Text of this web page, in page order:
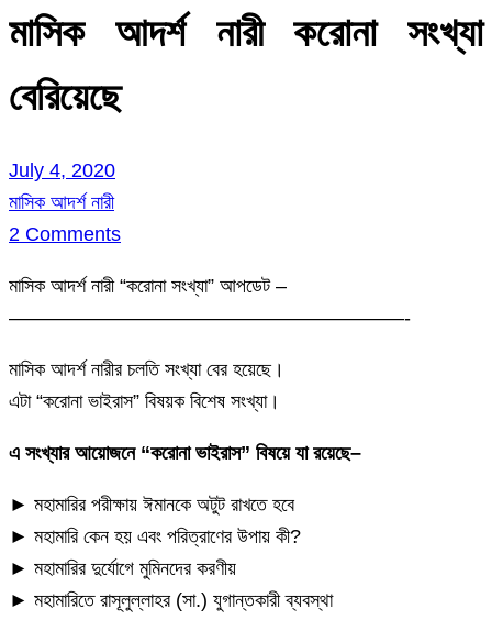
মাসিক আদর্শ নারী করোনা সংখ্যা
বেরিয়েছে
July 4, 2020
মাসিক আদর্শ নারী
2 Comments
মাসিক আদর্শ নারী “করোনা সংখ্যা” আপডেট –
————————————————————-
মাসিক আদর্শ নারীর চলতি সংখ্যা বের হয়েছে।
এটা “করোনা ভাইরাস” বিষয়ক বিশেষ সংখ্যা।
এ সংখ্যার আয়োজনে “করোনা ভাইরাস” বিষয়ে যা রয়েছে–
► মহামারির পরীক্ষায় ঈমানকে অটুট রাখতে হবে
► মহামারি কেন হয় এবং পরিত্রাণের উপায় কী?
► মহামারির দুর্যোগে মুমিনদের করণীয়
► মহামারিতে রাসূলুল্লাহর (সা.) যুগান্তকারী ব্যবস্থা